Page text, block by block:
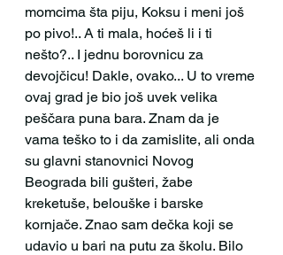
momcima šta piju, Koksu i meni još
po pivo!.. A ti mala, hoćeš li i ti
nešto?.. I jednu borovnicu za
devojčicu! Dakle, ovako... U to vreme
ovaj grad je bio još uvek velika
peščara puna bara. Znam da je
vama teško to i da zamislite, ali onda
su glavni stanovnici Novog
Beograda bili gušteri, žabe
kreketuše, belouške i barske
kornjače. Znao sam dečka koji se
udavio u bari na putu za školu. Bilo